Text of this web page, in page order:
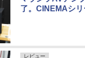
了。CINEMAシ
レビュー